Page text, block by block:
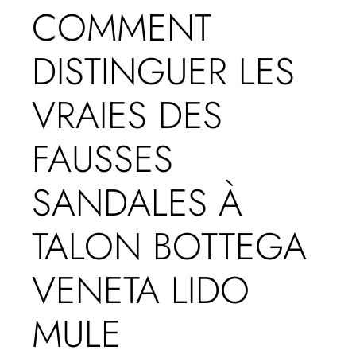
COMMENT
DISTINGUER LES
VRAIES DES
FAUSSES
SANDALES À
TALON BOTTEGA
VENETA LIDO
MULE